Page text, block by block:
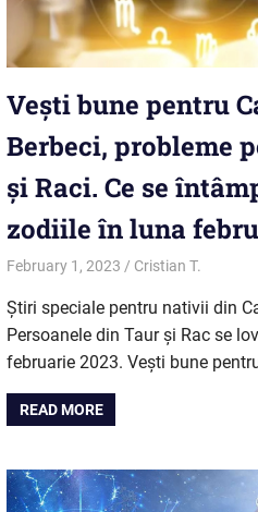
Vești bune pentru
Berbeci, probleme
și Raci. Ce se
zodiile în luna
February 1, 2023 Cristian T.
Știri speciale pentru nativii din
Persoanele din Taur și Rac se
februarie 2023. Vești bune
READ MORE